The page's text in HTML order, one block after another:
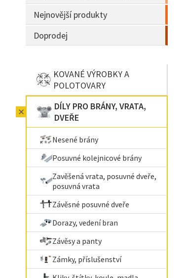
Nejnovější produkty
Doprodej
KOVANÉ VÝROBKY A
POLOTOVARY
DÍLY PRO BRÁNY, VRATA,
DVEŘE
Nesené brány
Posuvné kolejnicové brány
Zavěšená vrata, posuvné dveře,
posuvná vrata
Závěsné posuvné dveře
Dorazy, vedení bran
Závěsy a panty
Zámky, příslušenství